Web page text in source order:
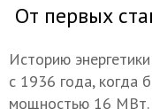
От первых
Историю
с 1936 года, когда
мощностью 16 МВт.